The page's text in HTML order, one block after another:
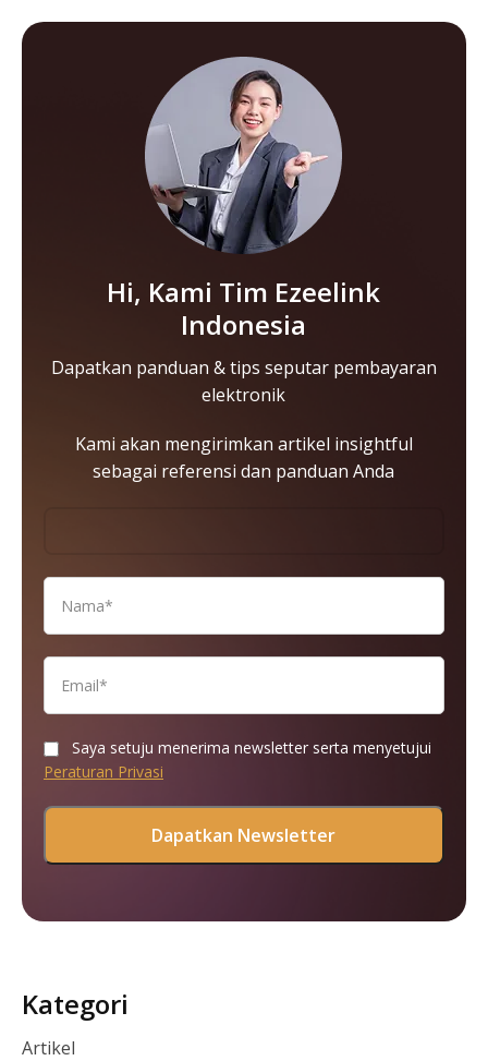
Hi, Kami Tim Ezeelink
Indonesia
Dapatkan panduan & tips seputar pembayaran
elektronik
Kami akan mengirimkan artikel insightful
sebagai referensi dan panduan Anda
Saya setuju menerima newsletter serta menyetujui
Peraturan Privasi
Kategori
Artikel